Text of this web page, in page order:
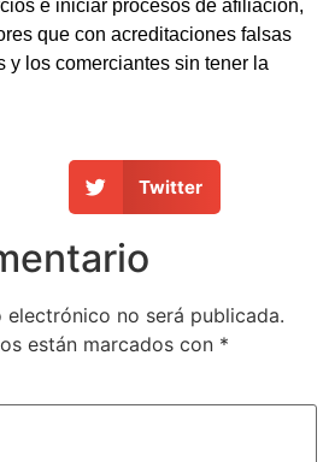
e iniciar procesos de afiliación,
que con acreditaciones falsas
y los comerciantes sin tener la
Twitter
no será publicada.
están marcados con *